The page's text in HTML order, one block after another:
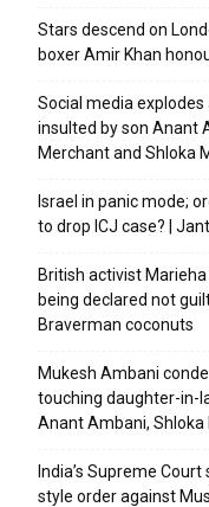
Stars descend on
boxer Amir Khan
Social media explodes
insulted by son Anant
Merchant and Shloka
Israel in panic mode;
to drop ICJ case? |
British activist Marieha
being declared not
Braverman coconuts
Mukesh Ambani
touching daughter-in-
Anant Ambani, Shloka
India’s Supreme
style order against